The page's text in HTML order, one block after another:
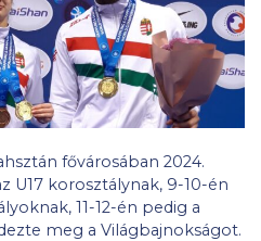
fővárosában 2024.
U17 korosztálynak, 9-10-én
11-12-én pedig a
meg a Világbajnokságot.